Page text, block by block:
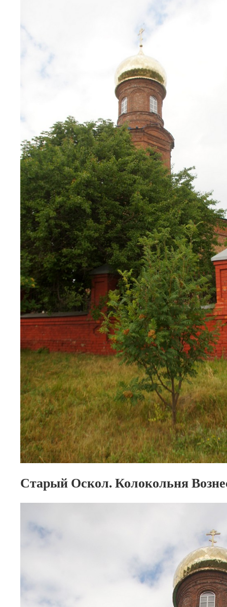
Старый Оскол. Колокольня